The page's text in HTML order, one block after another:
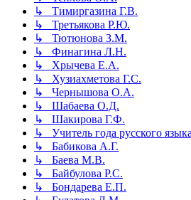
↳ Тимиргазина Г.В.
↳ Третьякова Р.Ю.
↳ Тютюнова З.М.
↳ Финагина Л.Н.
↳ Хрычева Е.А.
↳ Хузиахметова Г.С.
↳ Чернышова О.А.
↳ Шабаева О.Д.
↳ Шакирова Г.Ф.
↳ Учитель года русского
↳ Бабикова А.Г.
↳ Баева М.В.
↳ Байбулова Р.С.
↳ Бондарева Е.П.